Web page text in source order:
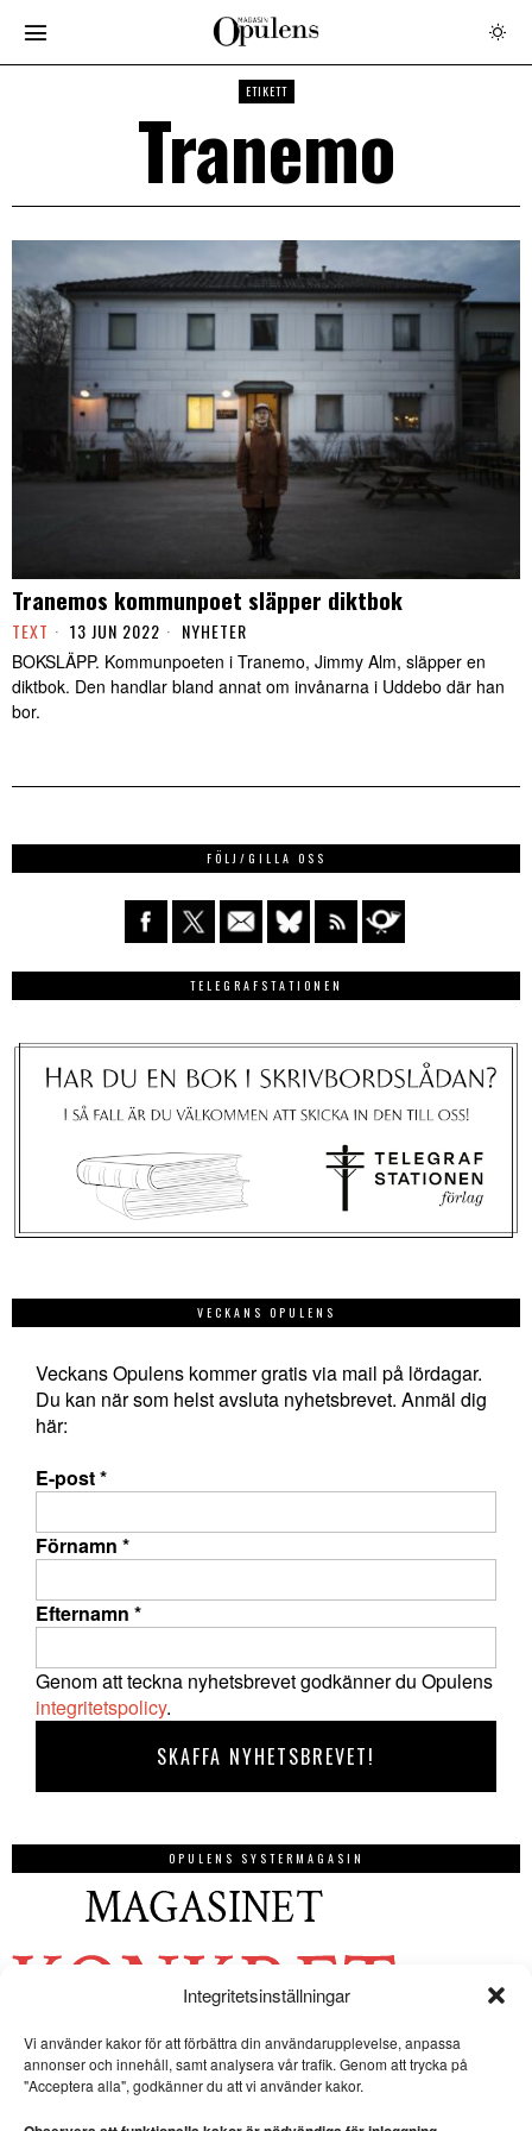
Integritetsinställningar
Vi använder kakor för att förbättra din användarupplevelse, anpassa
annonser och innehåll, samt analysera vår trafik. Genom att trycka på
"Acceptera alla", godkänner du att vi använder kakor.
ETIKETT
Tranemo
Tranemos kommunpoet släpper diktbok
TEXT 13 JUN 2022 NYHETER
BOKSLÄPP. Kommunpoeten i Tranemo, Jimmy Alm, släpper en
diktbok. Den handlar bland annat om invånarna i Uddebo där han
bor.
FÖLJ/GILLA OSS
TELEGRAFSTATIONEN
VECKANS OPULENS
Veckans Opulens kommer gratis via mail på lördagar.
Du kan när som helst avsluta nyhetsbrevet. Anmäl dig
här:
E-post*
Förnamn *
Efternamn *
Genom att teckna nyhetsbrevet godkänner du Opulens
integritetspolicy.
OPULENS SYSTERMAGASIN